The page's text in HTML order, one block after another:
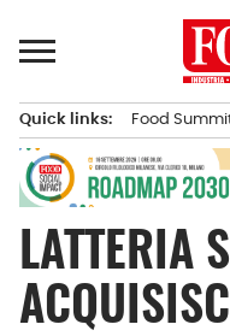
al
principale
Quick links: Food
LATTERIA